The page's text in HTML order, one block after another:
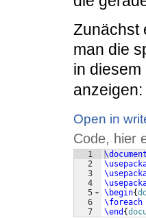
Zunächst
man die
in diesem
anzeigen:
Open in
Code, hier
1
2
3
4
5
6
7
\begin{
\foreach
\end {